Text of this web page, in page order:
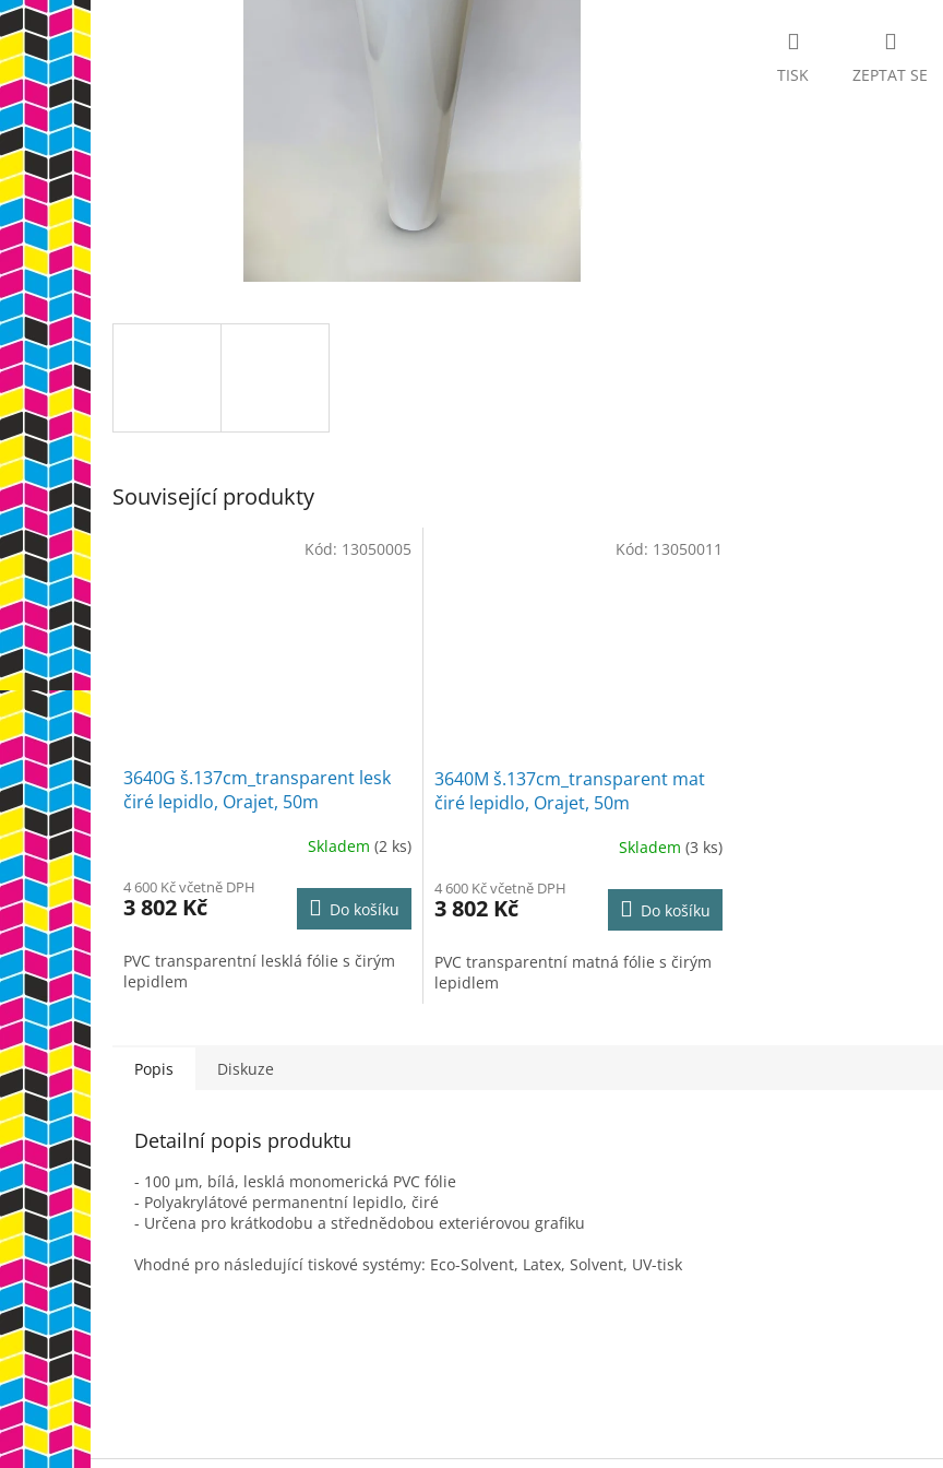
TISK ZEPTAT SE
Související produkty
3640G š.137cm_transparent lesk
čiré lepidlo, Orajet, 50m
Skladem (2 ks)
4 600 Kč včetně DPH
3 802 Kč Do košíku
PVC transparentní lesklá fólie s čirým
lepidlem
Kód: 13050005
3640M š.137cm_transparent mat
čiré lepidlo, Orajet, 50m
Skladem (3 ks)
4 600 Kč včetně DPH
3 802 Kč Do košíku
PVC transparentní matná fólie s čirým
lepidlem
Kód: 13050011
Popis Diskuze
Detailní popis produktu
- 100 µm, bílá, lesklá monomerická PVC fólie
- Polyakrylátové permanentní lepidlo, čiré
- Určena pro krátkodobu a střednědobou exteriérovou grafiku
Vhodné pro následující tiskové systémy: Eco-Solvent, Latex, Solvent, UV-tisk